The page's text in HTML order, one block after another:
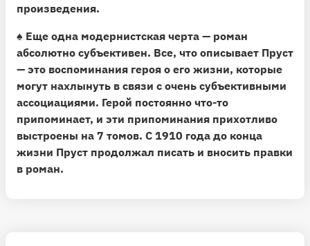
произведения.
♠️ Еще одна модернистcкая черта — роман
абсолютно субъективен. Все, что описывает Пруст
— это воспоминания героя о его жизни, которые
могут нахлынуть в связи с очень субъективными
ассоциациями. Герой постоянно что-то
припоминает, и эти припоминания прихотливо
выстроены на 7 томов. С 1910 года до конца
жизни Пруст продолжал писать и вносить правки
в роман.